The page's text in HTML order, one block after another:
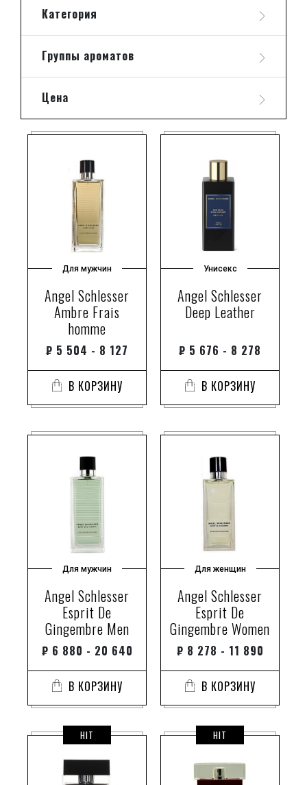
Категория
Группы ароматов
Цена
Для мужчин
Angel Schlesser
Ambre Frais
homme
₽ 5 504 - 8 127
В КОРЗИНУ
Унисекс
Angel Schlesser
Deep Leather
₽ 5 676 - 8 278
В КОРЗИНУ
Для мужчин
Angel Schlesser
Esprit De
Gingembre Men
₽ 6 880 - 20 640
В КОРЗИНУ
Для женщин
Angel Schlesser
Esprit De
Gingembre Women
₽ 8 278 - 11 890
В КОРЗИНУ
HIT HIT